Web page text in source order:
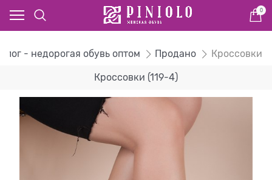
0
- недорогая обувь оптом Продано Кроссовки
Кроссовки (119-4)